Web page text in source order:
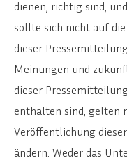
dienen, richtig sind,
sollte sich nicht auf
dieser
Meinungen und
dieser
enthalten sind, gelten
Veröffentlichung
ändern. Weder das